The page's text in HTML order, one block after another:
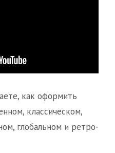
как оформить
классическом,
глобальном и ретро-